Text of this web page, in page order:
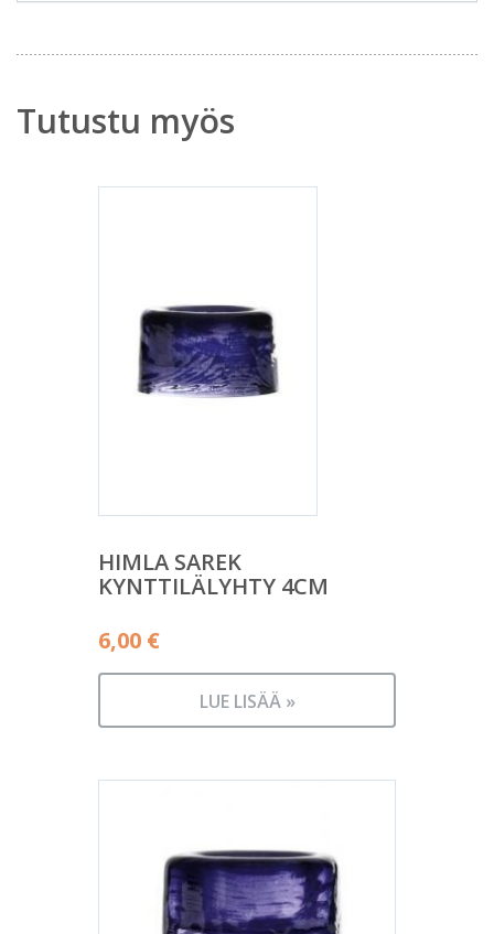
Tutustu myös
HIMLA SAREK
KYNTTILÄLYHTY 4CM
6,00 €
LUE LISÄÄ »